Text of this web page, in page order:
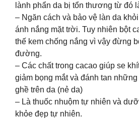
lành phẩn da bị tổn thương từ đó
– Ngăn cách và bảo vệ làn da
ánh nắng mặt trời. Tuy nhiên bột
thế kem chống nắng vì vậy đừng
đường.
– Các chất trong cacao giúp se
giảm bọng mắt và đánh tan
ghề trên da (nẻ da)
– Là thuốc nhuộm tự nhiên và
khỏe đẹp tự nhiên.